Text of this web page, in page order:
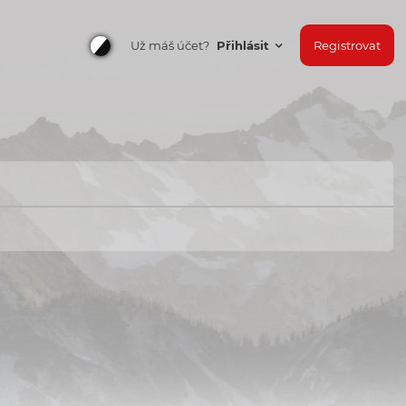
Už máš účet? Přihlásit Registrovat